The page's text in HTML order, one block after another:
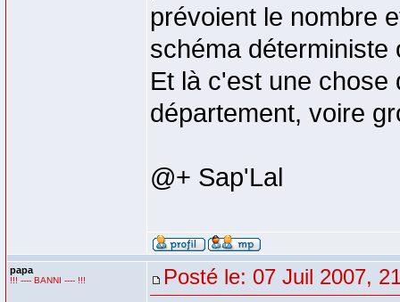
prévoient le nombre
schéma déterministe
Et là c'est une chose
département, voire
@+ Sap'Lal
papa
!!! ---- BANNI ---- !!! Posté le: 07 Juil 2007,